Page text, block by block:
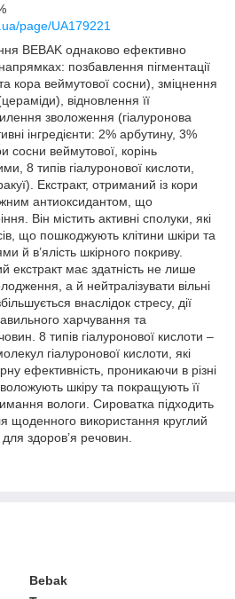
page/UA179221
BEBAK однаково ефективно
позбавлення пігментації
кора веймутової сосни), зміцнення
відновлення її
зволоження (гіалуронова
інгредієнти: 2% арбутину, 3%
сосни веймутової, корінь
8 типів гіалуронової кислоти,
Екстракт, отриманий із кори
антиоксидантом, що
Він містить активні сполуки, які
що пошкоджують клітини шкіри та
й в’ялість шкірного покриву.
екстракт має здатність не лише
а й нейтралізувати вільні
внаслідок стресу, дії
харчування та
8 типів гіалуронової кислоти –
гіалуронової кислоти, які
ефективність, проникаючи в різні
шкіру та покращують її
вологи. Сироватка підходить
щоденного використання круглий
здоров’я речовин.
Bebak